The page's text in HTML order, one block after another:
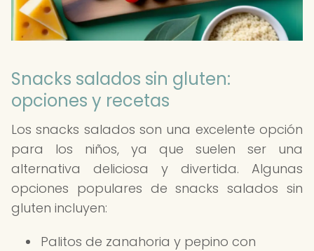
Snacks salados sin gluten:
opciones y recetas
Los snacks salados son una excelente opción
para los niños, ya que suelen ser una
alternativa deliciosa y divertida. Algunas
opciones populares de snacks salados sin
gluten incluyen:
Palitos de zanahoria y pepino con